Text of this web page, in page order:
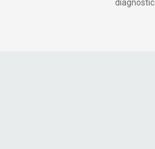
diagnostic.